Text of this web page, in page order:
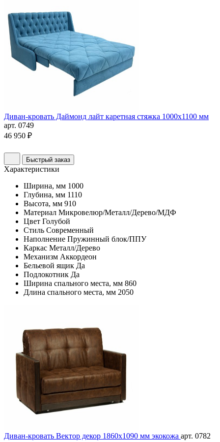
Диван-кровать Даймонд лайт каретная стяжка 1000х1100 мм
арт. 0749
46 950 ₽
Быстрый заказ
Характеристики
Ширина, мм 1000
Глубина, мм 1110
Высота, мм 910
Материал Микровелюр/Металл/Дерево/МДФ
Цвет Голубой
Стиль Современный
Наполнение Пружинный блок/ППУ
Каркас Металл/Дерево
Механизм Аккордеон
Бельевой ящик Да
Подлокотник Да
Ширина спального места, мм 860
Длина спального места, мм 2050
Диван-кровать Вектор декор 1860х1090 мм экокожа арт. 0782